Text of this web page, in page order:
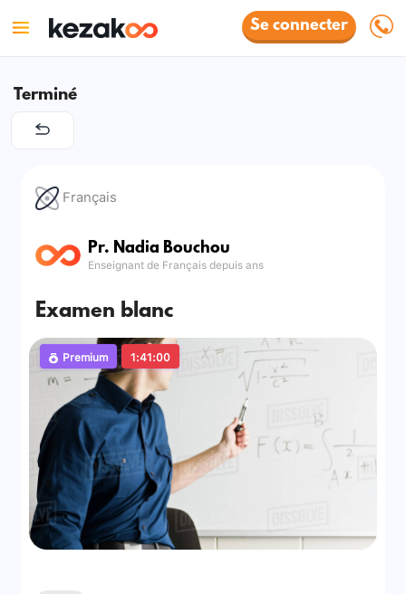
Se connecter
Terminé
Français
Pr. Nadia Bouchou
Enseignant de Français depuis ans
Examen blanc
Premium 1:41:00